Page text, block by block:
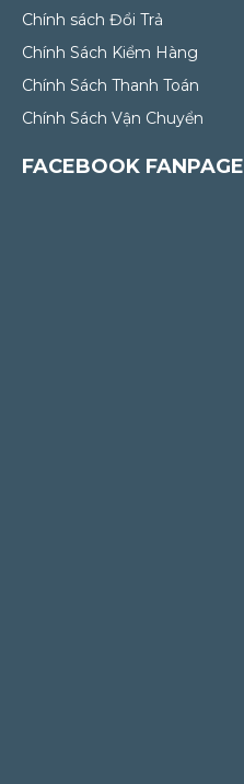
Chính sách Đổi Trả
Chính Sách Kiểm Hàng
Chính Sách Thanh Toán
Chính Sách Vận Chuyển
FACEBOOK FANPAGE